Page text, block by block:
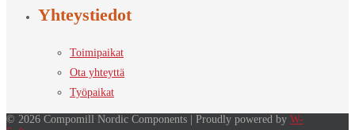
Yhteystiedot
Toimipaikat
Ota yhteyttä
Työpaikat
© 2026 Compomill Nordic Components | Proudly powered by W-